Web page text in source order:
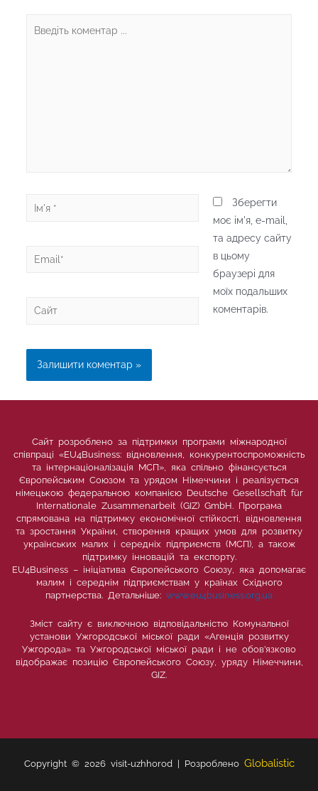
Ім'я
Email*
Сайт
Зберегти
моє ім'я, e-mail,
та адресу сайту
в цьому
браузері для
моїх подальших
коментарів.
Сайт розроблено за підтримки програми міжнародної
співпраці «EU4Business: відновлення, конкурентоспроможність
та інтернаціоналізація МСП», яка спільно фінансується
Європейським Союзом та урядом Німеччини і реалізується
німецькою федеральною компанією Deutsche Gesellschaft für
Internationale Zusammenarbeit (GIZ) GmbH. Програма
спрямована на підтримку економічної стійкості, відновлення
та зростання України, створення кращих умов для розвитку
українських малих і середніх підприємств (МСП), а також
підтримку інновацій та експорту.
EU4Business – ініціатива Європейського Союзу, яка допомагає
малим і середнім підприємствам у країнах Східного
партнерства. Детальніше: www.eu4business.org.ua
Зміст сайту є виключною відповідальністю Комунальної
установи Ужгородської міської ради «Агенція розвитку
Ужгорода» та Ужгородської міської ради і не обов’язково
відображає позицію Європейського Союзу, уряду Німеччини,
GIZ.
Copyright © 2026 visit-uzhhorod | Розроблено Globalistic